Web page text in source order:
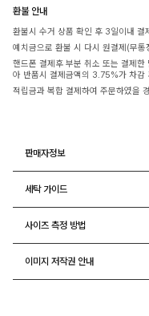
환불 안내
환불시 수거 상품 확인 후 3일이내 결
예치금으로 환불 시 다시 원결제(무
핸드폰 결제후 부분 취소 또는 결제
아 반품시 결제금액의 3.75%가 차감
적립금과 복합 결제하여 주문하였을
판매자정보
세탁 가이드
사이즈 측정 방법
이미지 저작권 안내